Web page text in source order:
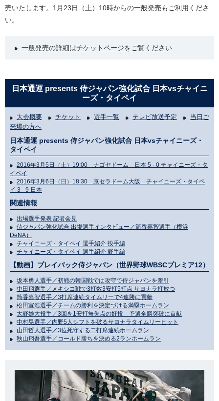
売いたします。1月23日（土）10時からの一般発売もご利用くださ
い。
一般発売の詳細はチケットページをご覧ください
日本通運 presents 侍ジャパン強化試合 日本vsチャイニ
ーズ・タイペイ
大会概要 チケット 選手一覧 テレビ放送予定
当日ご
来場の方へ
日本通運 presents 侍ジャパン強化試合 日本vsチャイニーズ・
タイペイ
2016年3月5日（土）19:00 ナゴヤドーム 日本 5 - 0 チャイニーズ・タ
イペイ
2016年3月6日（日）18:30 京セラドーム大阪 チャイニーズ・タイペ
イ 3 - 9 日本
関連情報
出場選手発表 記者会見
侍ジャパン強化試合 出場選手インタビュー／筒香嘉智選手（横浜
DeNA）
チャイニーズ・タイペイ 選手紹介 投手編
チャイニーズ・タイペイ 選手紹介 野手編
【動画】プレイバック侍ジャパン（世界野球WBSCプレミア12）
坂本勇人選手／初戦の韓国戦では攻守で侍ジャパンを牽引
中田翔選手／メキシコ戦で3打数3安打5打点 サヨナラ打放つ
筒香嘉智選手／3打席連続タイムリーで4連勝に貢献
松田宣浩選手／チームの勝利を決定づける満塁ホームラン
大野雄大投手／3回を1安打無失点の好投 予選全勝突破に貢献
中村晃選手／内野5人シフトを破るサヨナラタイムリーヒット
山田哲人選手／3位死守する二打席連続ホームラン
秋山翔吾選手／コールド勝ちを決める2ランホームラン